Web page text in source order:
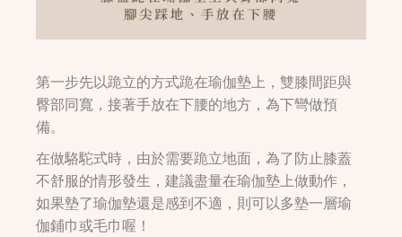
第一步先以跪立的方式跪在瑜伽墊上，雙膝間距與
臀部同寬，接著手放在下腰的地方，為下彎做預
備。
在做駱駝式時，由於需要跪立地面，為了防止膝蓋
不舒服的情形發生，建議盡量在瑜伽墊上做動作，
如果墊了瑜伽墊還是感到不適，則可以多墊一層瑜
伽鋪巾或毛巾喔！